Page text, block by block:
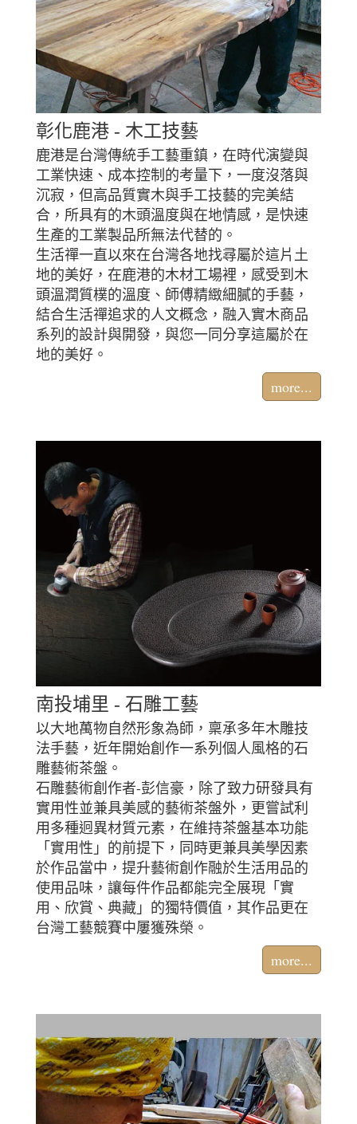
彰化鹿港 - 木工技藝
鹿港是台灣傳統手工藝重鎮，在時代演變與
工業快速、成本控制的考量下，一度沒落與
沉寂，但高品質實木與手工技藝的完美結
合，所具有的木頭溫度與在地情感，是快速
生產的工業製品所無法代替的。
生活禪一直以來在台灣各地找尋屬於這片土
地的美好，在鹿港的木材工場裡，感受到木
頭溫潤質樸的溫度、師傅精緻細膩的手藝，
結合生活禪追求的人文概念，融入實木商品
系列的設計與開發，與您一同分享這屬於在
地的美好。
more...
南投埔里 - 石雕工藝
以大地萬物自然形象為師，稟承多年木雕技
法手藝，近年開始創作一系列個人風格的石
雕藝術茶盤。
石雕藝術創作者-彭信豪，除了致力研發具有
實用性並兼具美感的藝術茶盤外，更嘗試利
用多種迥異材質元素，在維持茶盤基本功能
「實用性」的前提下，同時更兼具美學因素
於作品當中，提升藝術創作融於生活用品的
使用品味，讓每件作品都能完全展現「實
用、欣賞、典藏」的獨特價值，其作品更在
台灣工藝競賽中屢獲殊榮。
more...